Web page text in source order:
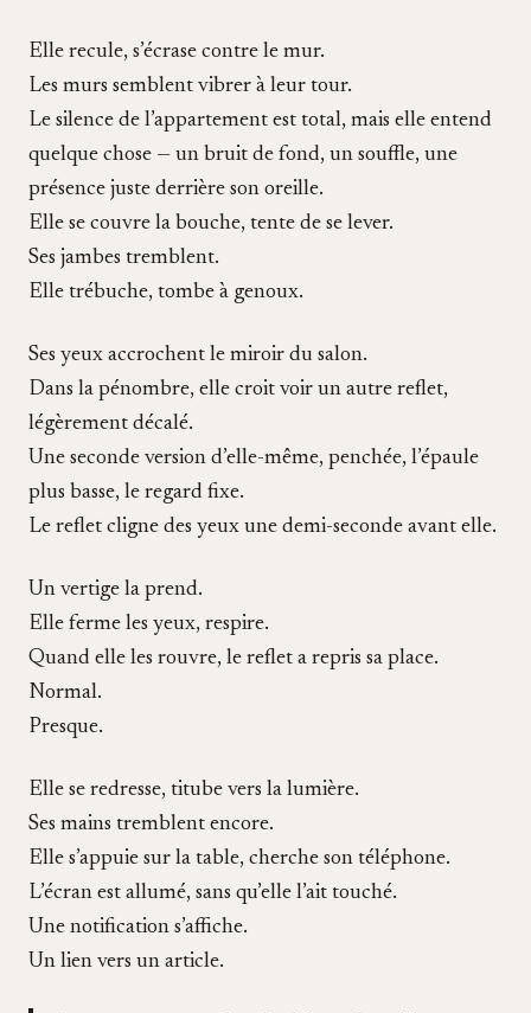
Elle recule, s’écrase contre le mur.
Les murs semblent vibrer à leur tour.
Le silence de l’appartement est total, mais elle entend
quelque chose — un bruit de fond, un souffle, une
présence juste derrière son oreille.
Elle se couvre la bouche, tente de se lever.
Ses jambes tremblent.
Elle trébuche, tombe à genoux.
Ses yeux accrochent le miroir du salon.
Dans la pénombre, elle croit voir un autre reflet,
légèrement décalé.
Une seconde version d’elle-même, penchée, l’épaule
plus basse, le regard fixe.
Le reflet cligne des yeux une demi-seconde avant elle.
Un vertige la prend.
Elle ferme les yeux, respire.
Quand elle les rouvre, le reflet a repris sa place.
Normal.
Presque.
Elle se redresse, titube vers la lumière.
Ses mains tremblent encore.
Elle s’appuie sur la table, cherche son téléphone.
L’écran est allumé, sans qu’elle l’ait touché.
Une notification s’affiche.
Un lien vers un article.